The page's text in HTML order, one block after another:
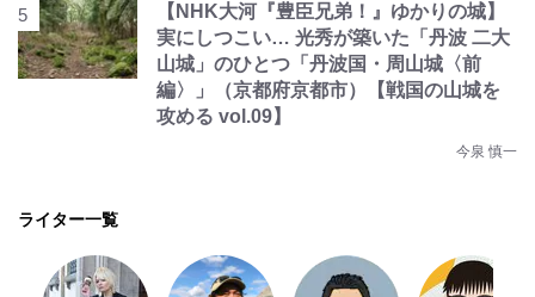
【NHK大河『豊臣兄弟！』ゆかりの城】
実にしつこい… 光秀が築いた「丹波 二大
山城」のひとつ「丹波国・周山城〈前
編〉」（京都府京都市）【戦国の山城を
攻める vol.09】
今泉 慎一
ライター一覧